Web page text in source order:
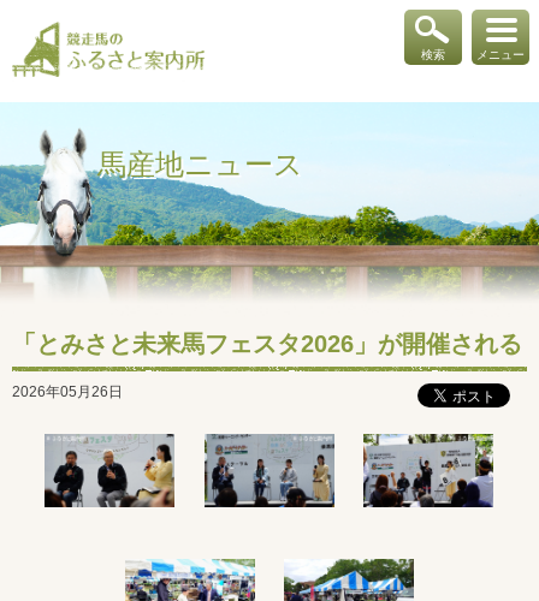
メニュー
検索
馬産地ニュース
「とみさと未来馬フェスタ2026」が開催される
2026年05月26日